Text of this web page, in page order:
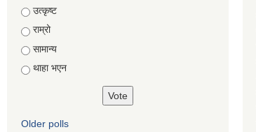
Choices
उत्कृष्ट
राम्रो
सामान्य
थाहा भएन
Older polls